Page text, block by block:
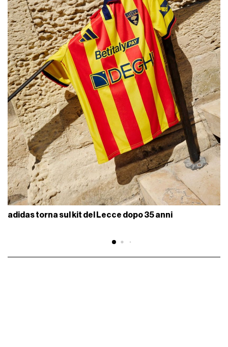
adidas torna sul kit del Lecce dopo 35 anni